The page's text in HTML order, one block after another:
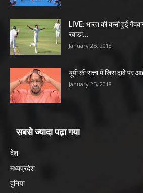
LIVE: भारत की कसी हुई
रबाडा...
January 25, 2018
यूपी की सत्ता में जिस दावे पर
January 25, 2018
सबसे ज्यादा पढ़ा गया
देश
मध्यप्रदेश
दुनिया